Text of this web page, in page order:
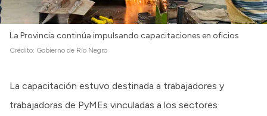
La Provincia continúa impulsando capacitaciones en oficios
Crédito: Gobierno de Río Negro
La capacitación estuvo destinada a trabajadores y
trabajadoras de PyMEs vinculadas a los sectores